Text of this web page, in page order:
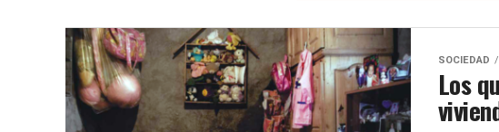
SOCIEDAD
Los